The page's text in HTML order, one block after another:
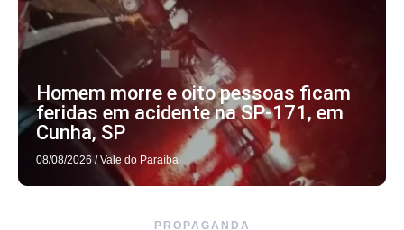
Homem morre e oito pessoas ficam
feridas em acidente na SP-171, em
Cunha, SP
08/08/2026 / Vale do Paraíba
PROPAGANDA